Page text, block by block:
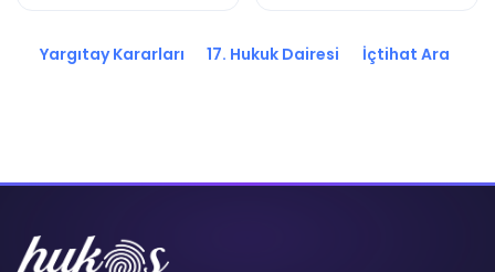
Yargıtay Kararları 17. Hukuk Dairesi İçtihat Ara